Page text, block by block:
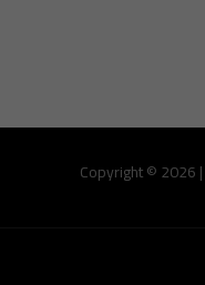
Copyright © 2026